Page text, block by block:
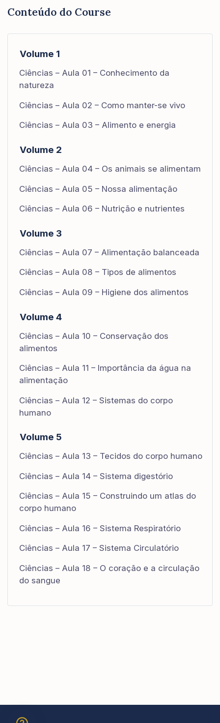
Conteúdo do Course
Volume 1
Ciências – Aula 01 – Conhecimento da
natureza
Ciências – Aula 02 – Como manter-se vivo
Ciências – Aula 03 – Alimento e energia
Volume 2
Ciências – Aula 04 – Os animais se alimentam
Ciências – Aula 05 – Nossa alimentação
Ciências – Aula 06 – Nutrição e nutrientes
Volume 3
Ciências – Aula 07 – Alimentação balanceada
Ciências – Aula 08 – Tipos de alimentos
Ciências – Aula 09 – Higiene dos alimentos
Volume 4
Ciências – Aula 10 – Conservação dos
alimentos
Ciências – Aula 11 – Importância da água na
alimentação
Ciências – Aula 12 – Sistemas do corpo
humano
Volume 5
Ciências – Aula 13 – Tecidos do corpo humano
Ciências – Aula 14 – Sistema digestório
Ciências – Aula 15 – Construindo um atlas do
corpo humano
Ciências – Aula 16 – Sistema Respiratório
Ciências – Aula 17 – Sistema Circulatório
Ciências – Aula 18 – O coração e a circulação
do sangue